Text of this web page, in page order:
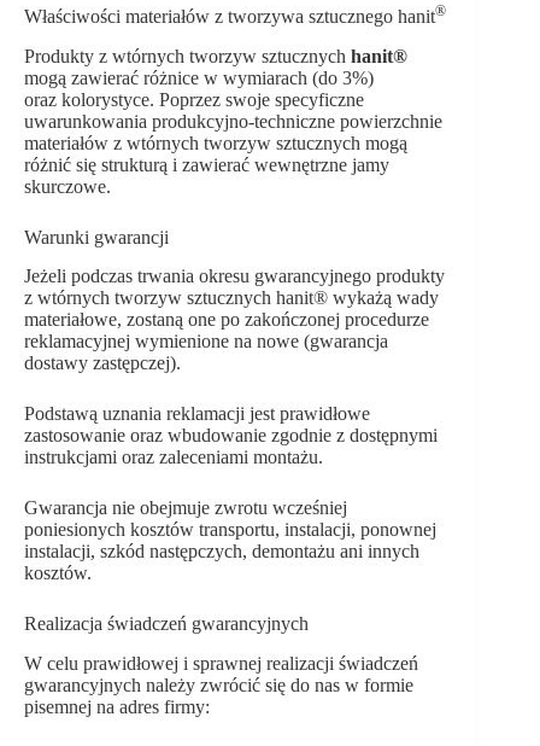
Właściwości materiałów z tworzywa sztucznego hanit®
Produkty z wtórnych tworzyw sztucznych hanit®
mogą zawierać różnice w wymiarach (do 3%)
oraz kolorystyce. Poprzez swoje specyficzne
uwarunkowania produkcyjno-techniczne powierzchnie
materiałów z wtórnych tworzyw sztucznych mogą
różnić się strukturą i zawierać wewnętrzne jamy
skurczowe.
Warunki gwarancji
Jeżeli podczas trwania okresu gwarancyjnego produkty
z wtórnych tworzyw sztucznych hanit® wykażą wady
materiałowe, zostaną one po zakończonej procedurze
reklamacyjnej wymienione na nowe (gwarancja
dostawy zastępczej).
Podstawą uznania reklamacji jest prawidłowe
zastosowanie oraz wbudowanie zgodnie z dostępnymi
instrukcjami oraz zaleceniami montażu.
Gwarancja nie obejmuje zwrotu wcześniej
poniesionych kosztów transportu, instalacji, ponownej
instalacji, szkód następczych, demontażu ani innych
kosztów.
Realizacja świadczeń gwarancyjnych
W celu prawidłowej i sprawnej realizacji świadczeń
gwarancyjnych należy zwrócić się do nas w formie
pisemnej na adres firmy: